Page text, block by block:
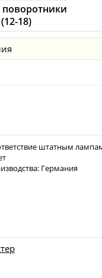
18)
штатным
Германия